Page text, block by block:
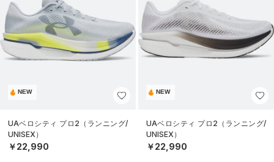
NEW
UAベロシティ プロ2（ランニング/
UNISEX）
￥22,990
NEW
UAベロシティ プロ2（ランニング/
UNISEX）
￥22,990